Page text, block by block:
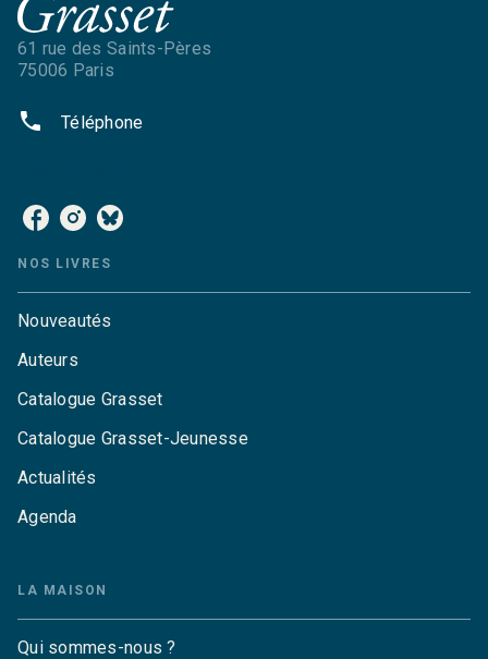
61 rue des Saints-Pères
75006 Paris
phone Téléphone
NOS LIVRES
Nouveautés
Auteurs
Catalogue Grasset
Catalogue Grasset-Jeunesse
Actualités
Agenda
LA MAISON
Qui sommes-nous ?